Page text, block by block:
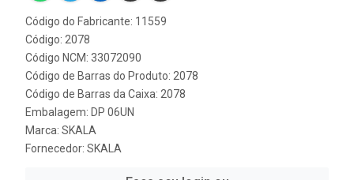
Código do Fabricante: 11559
Código: 2078
Código NCM: 33072090
Código de Barras do Produto: 2078
Código de Barras da Caixa: 2078
Embalagem: DP 06UN
Marca: SKALA
Fornecedor: SKALA